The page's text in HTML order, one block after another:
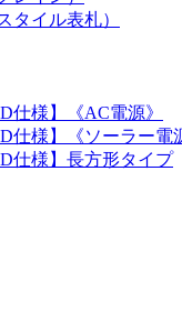
タイル表札）
仕様】《AC電源》
仕様】《ソーラー電
仕様】長方形タイプ